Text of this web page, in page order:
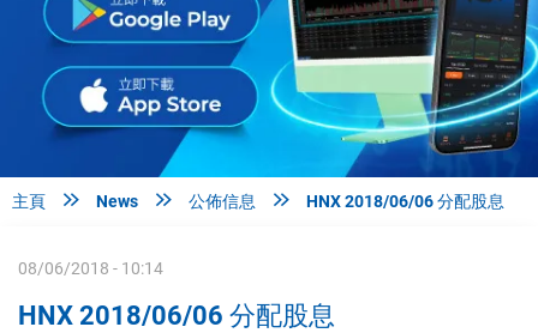
主頁  News  公佈信息  HNX 2018/06/06 分配股息
08/06/2018 - 10:14
HNX 2018/06/06 分配股息